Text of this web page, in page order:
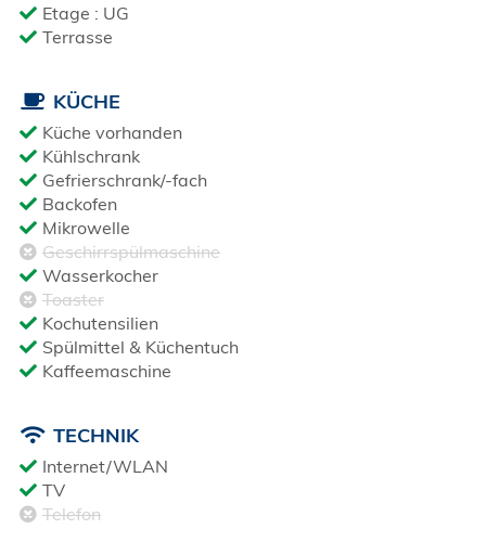
Etage : UG
Terrasse
KÜCHE
Küche vorhanden
Kühlschrank
Gefrierschrank/-fach
Backofen
Mikrowelle
Geschirrspülmaschine
Wasserkocher
Toaster
Kochutensilien
Spülmittel & Küchentuch
Kaffeemaschine
TECHNIK
Internet/WLAN
TV
Telefon